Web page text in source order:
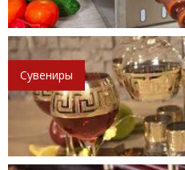
Сувениры